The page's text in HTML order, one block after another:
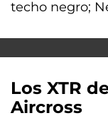
techo negro;
Los XTR
Aircross